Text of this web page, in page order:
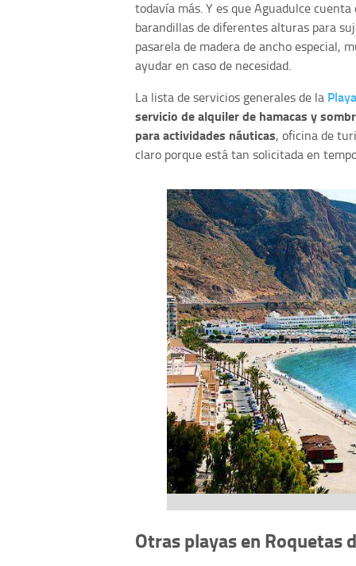
todavía más. Y es que Aguadulce
barandillas de diferentes alturas para
pasarela de madera de ancho especial,
ayudar en caso de necesidad.
La lista de servicios generales de la
servicio de alquiler de hamacas y
para actividades náuticas, oficina de
claro porque está tan solicitada en
Otras playas en Roquetas